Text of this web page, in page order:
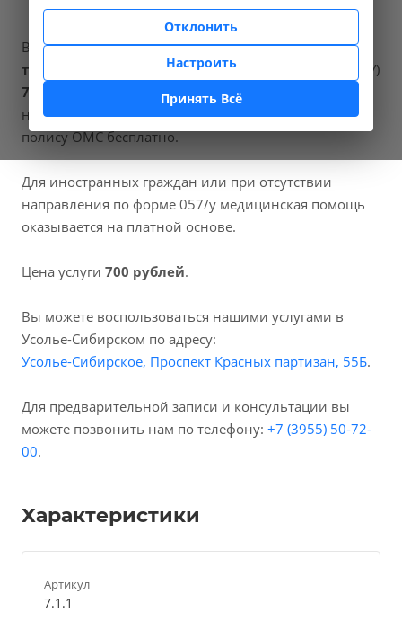
В наших клиниках мы проводимлокальная
терапия (с лекарством пациента)
, код услуги (НМУ)
7.1.1
. Для граждан России, у которых есть
направление, медицинская помощь оказывается по
полису ОМС бесплатно.
Для иностранных граждан или при отсутствии
направления по форме 057/у медицинская помощь
оказывается на платной основе.
Цена услуги 700 рублей.
Вы можете воспользоваться нашими услугами в
Усолье-Сибирском по адресу:
Усолье-Сибирское, Проспект Красных партизан, 55Б.
Для предварительной записи и консультации вы
можете позвонить нам по телефону: +7 (3955) 50-72-
00.
Характеристики
Артикул
7.1.1
Отклонить
Настроить
Принять Всё